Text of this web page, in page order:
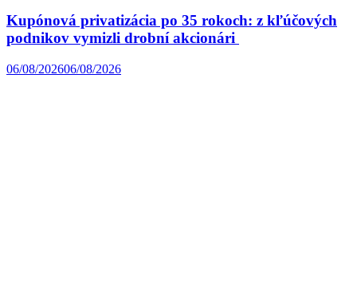
Kupónová privatizácia po 35 rokoch: z kľúčových
podnikov vymizli drobní akcionári
06/08/202606/08/2026